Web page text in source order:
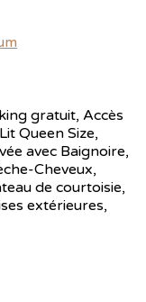
gratuit, Accès
Queen Size,
avec Baignoire,
Cheveux,
de courtoisie,
extérieures,